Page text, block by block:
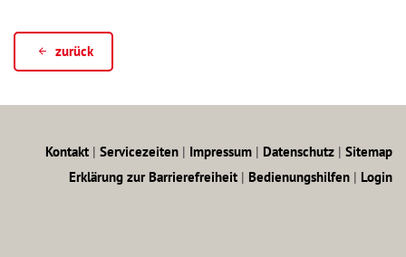
zurück
Kontakt | Servicezeiten | Impressum | Datenschutz | Sitemap
Erklärung zur Barrierefreiheit | Bedienungshilfen | Login